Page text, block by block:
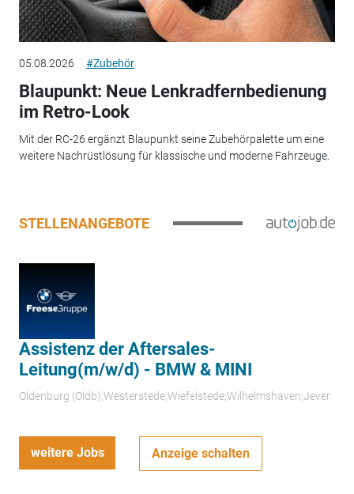
05.08.2026 #Zubehör
Blaupunkt: Neue Lenkradfernbedienung
im Retro-Look
Mit der RC-26 ergänzt Blaupunkt seine Zubehörpalette um eine
weitere Nachrüstlösung für klassische und moderne Fahrzeuge.
STELLENANGEBOTE
Assistenz der Aftersales-
Leitung(m/w/d) - BMW & MINI
Oldenburg (Oldb);Westerstede;Wiefelstede;Wilhelmshaven;Jever
weitere Jobs Anzeige schalten